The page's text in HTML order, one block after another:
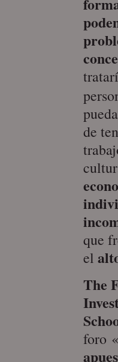
de
que
el
The
foro «